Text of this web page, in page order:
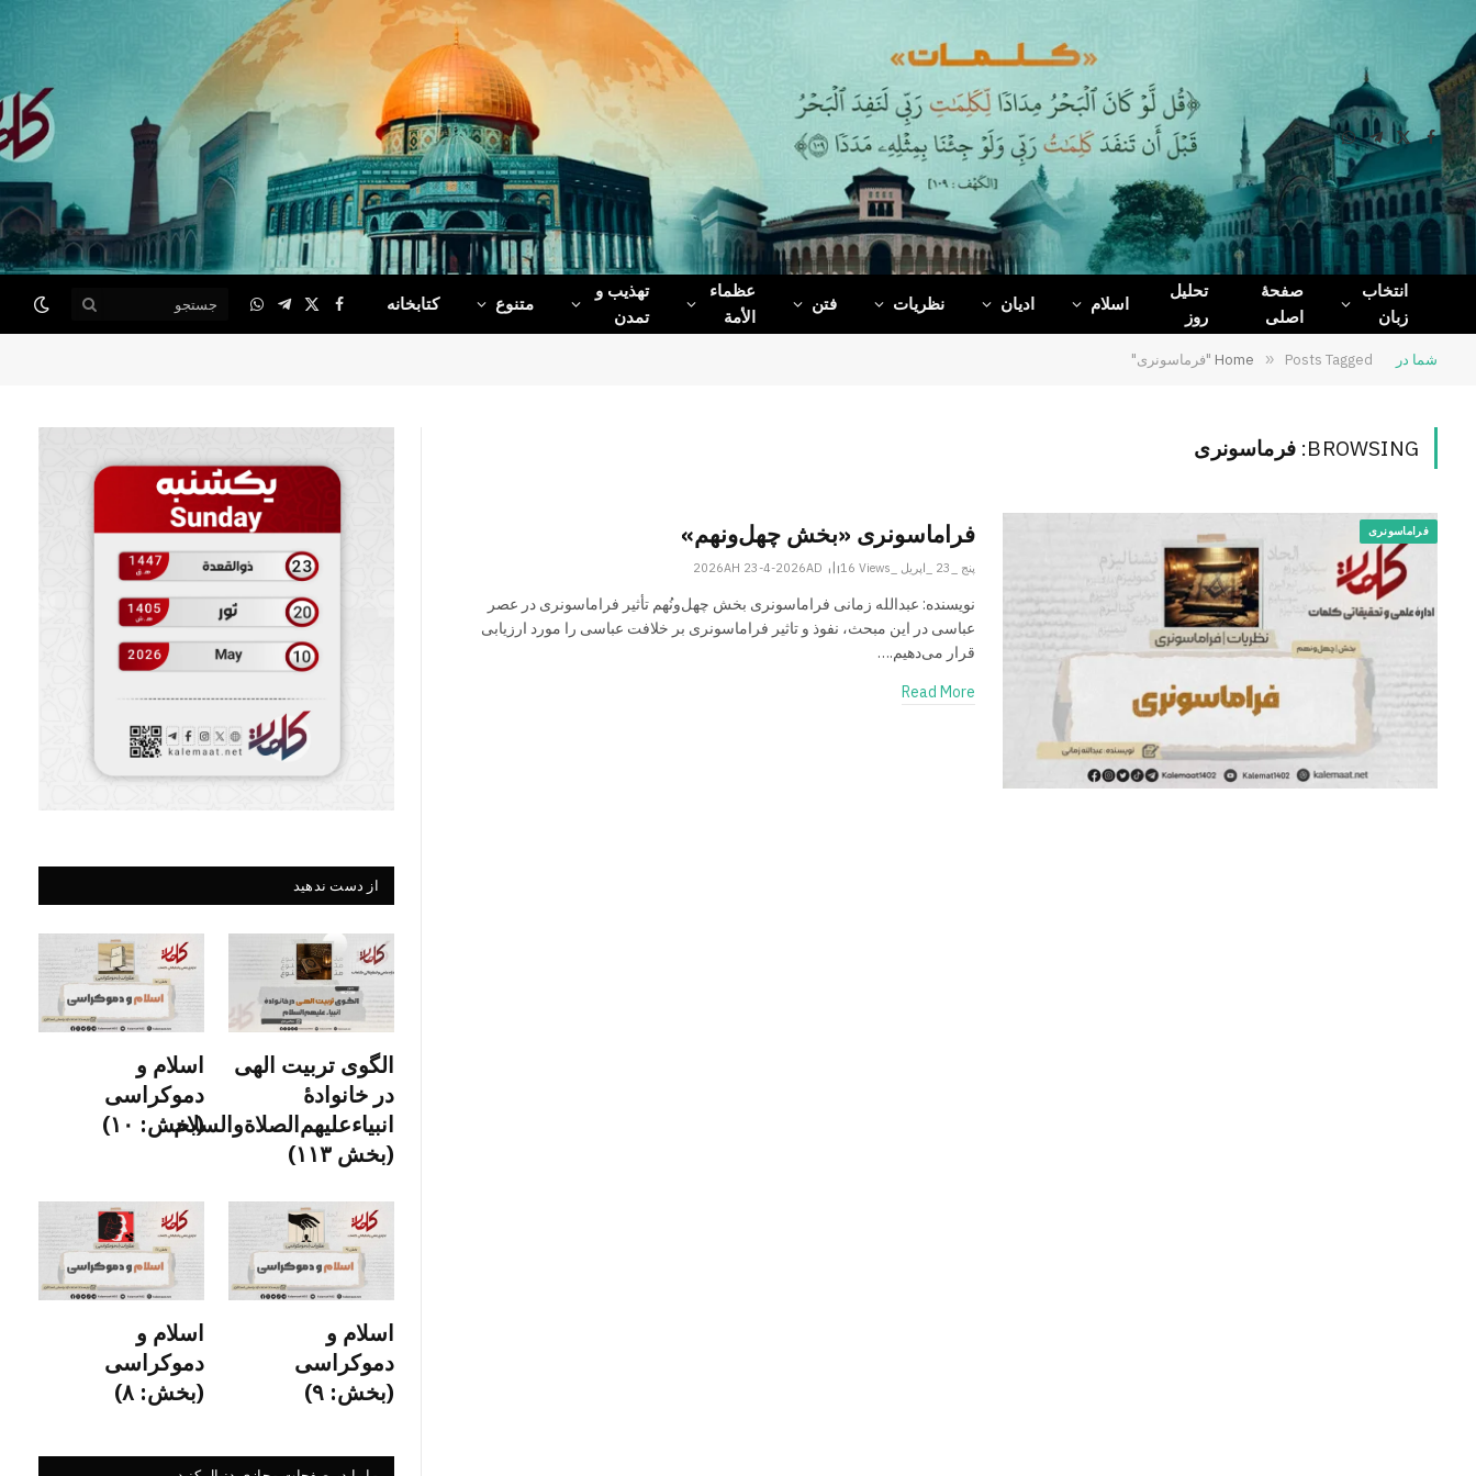
Facebook
X
(Twitter)
Telegram
WhatsApp
انتخاب
زبان
صفحۀ
اصلی
تحلیل
روز
اسلام ادیان نظریات فتن
عظماء‌
الأمة
تهذیب و
تمدن
متنوع کتابخانه Facebook
X
(Twitter)
Telegram
WhatsApp
شما در Home » Posts Tagged "فرماسونری"
BROWSING: فرماسونری
فراماسونری فراماسونری «بخش چهل‌ونهم»
پنج _23 _اپریل _2026AH 23-4-2026AD 16Views
نویسنده: عبدالله زمانی فراماسونری بخش چهل‌ونُهم تأثیر فراماسونری در عصر
عباسی در این مبحث، نفوذ و تاثیر فراماسونری بر خلافت عباسی را مورد ارزیابی
قرار می‌دهیم.…
Read More
از دست ندهید
الگوی تربیت الهی
در خانوادۀ
انبیاءعلیهم‌الصلاةو‌السلام
(بخش ۱۱۳)
اسلام و
دموکراسی
(بخش: ۱۰)
اسلام و
دموکراسی
(بخش: ۹)
اسلام و
دموکراسی
(بخش: ۸)